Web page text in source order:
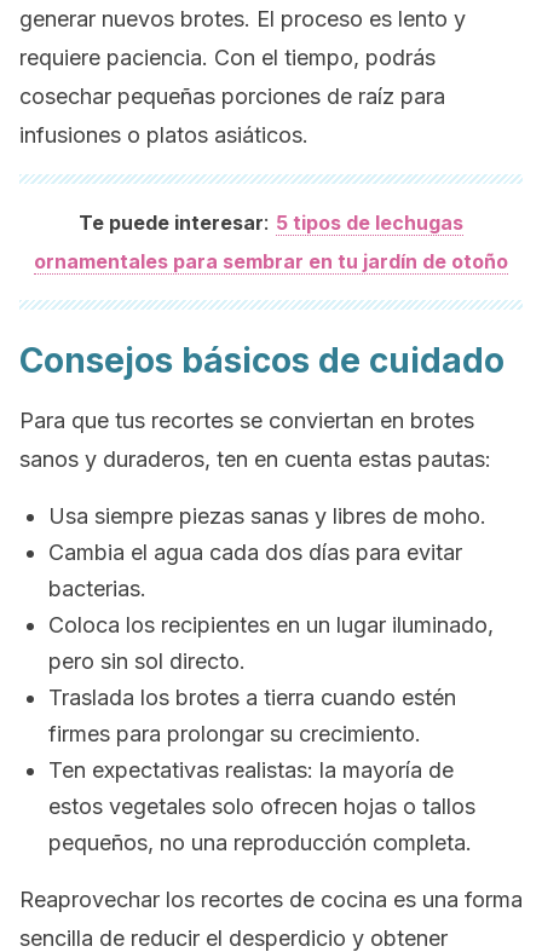
generar nuevos brotes. El proceso es lento y
requiere paciencia. Con el tiempo, podrás
cosechar pequeñas porciones de raíz para
infusiones o platos asiáticos.
Te puede interesar: 5 tipos de lechugas
ornamentales para sembrar en tu jardín de otoño
Consejos básicos de cuidado
Para que tus recortes se conviertan en brotes
sanos y duraderos, ten en cuenta estas pautas:
Usa siempre piezas sanas y libres de moho.
Cambia el agua cada dos días para evitar
bacterias.
Coloca los recipientes en un lugar iluminado,
pero sin sol directo.
Traslada los brotes a tierra cuando estén
firmes para prolongar su crecimiento.
Ten expectativas realistas: la mayoría de
estos vegetales solo ofrecen hojas o tallos
pequeños, no una reproducción completa.
Reaprovechar los recortes de cocina es una forma
sencilla de reducir el desperdicio y obtener